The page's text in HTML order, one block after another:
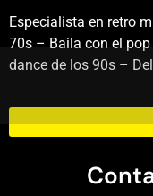
Especialista en retro
70s – Baila con el
dance de los 90s –